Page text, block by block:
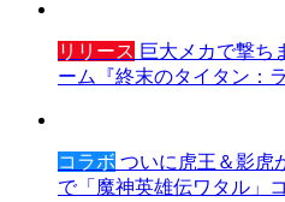
リリース 巨大メカで撃ち
ーム『終末のタイタン：
コラボ ついに虎王＆影虎
で「魔神英雄伝ワタル」